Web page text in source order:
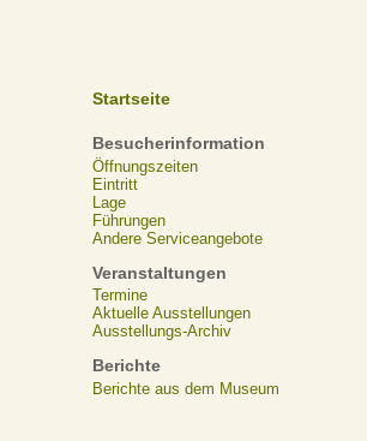
Startseite
Besucherinformation
Öffnungszeiten
Eintritt
Lage
Führungen
Andere Serviceangebote
Veranstaltungen
Termine
Aktuelle Ausstellungen
Ausstellungs-Archiv
Berichte
Berichte aus dem Museum